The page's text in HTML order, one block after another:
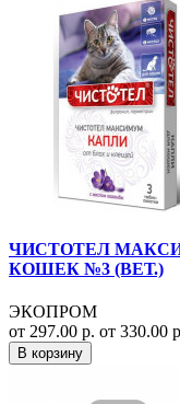
ЧИСТОТЕЛ
КОШЕК №3 (ВЕТ.)
ЭКОПРОМ
от 297.00 р. от 330.00
В корзину